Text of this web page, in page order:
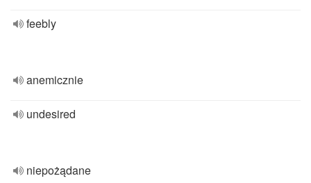
feebly
anemicznie
undesired
niepożądane